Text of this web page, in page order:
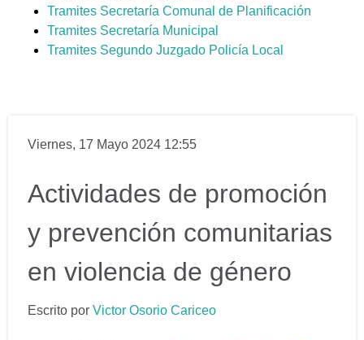
Tramites Secretaría Comunal de Planificación
Tramites Secretaría Municipal
Tramites Segundo Juzgado Policía Local
Viernes, 17 Mayo 2024 12:55
Actividades de promoción
y prevención comunitarias
en violencia de género
Escrito por Victor Osorio Cariceo